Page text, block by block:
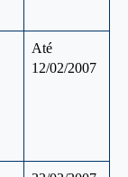
Até
12/02/2007